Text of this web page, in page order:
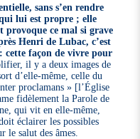
sans s’en rendre
lui est propre ; elle
provoque ce mal si grave
Henri de Lubac, c’est
cette façon de vivre pour
il y a deux images de
d’elle-même, celle du
proclamans » [l’Église
fidèlement la Parole de
qui vit en elle-même,
éclairer les possibles
le salut des âmes.